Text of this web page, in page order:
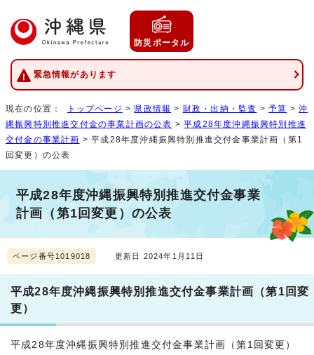
防災ポータル
緊急情報があります
現在の位置： トップページ > 県政情報 > 財政・出納・監査 >予算 >沖
縄振興特別推進交付金の事業計画の公表 >平成28年度沖縄振興特別推進
交付金の事業計画 > 平成28年度沖縄振興特別推進交付金事業計画（第1
回変更）の公表
平成28年度沖縄振興特別推進交付金事業
計画（第1回変更）の公表
ページ番号1019018 更新日 2024年1月11日
平成28年度沖縄振興特別推進交付金事業計画（第1回変
更）
平成28年度沖縄振興特別推進交付金事業計画（第1回変更）